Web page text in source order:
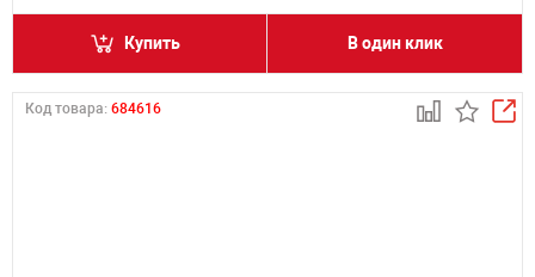
Купить В один клик
Код товара: 684616